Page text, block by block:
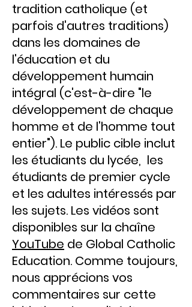
tradition catholique (et
parfois d'autres traditions)
dans les domaines de
l'éducation et du
développement humain
intégral (c'est-à-dire "le
développement de chaque
homme et de l'homme tout
entier"). Le public cible inclut
les étudiants du lycée, les
étudiants de premier cycle
et les adultes intéressés par
les sujets. Les vidéos sont
disponibles sur la chaîne
YouTube de Global Catholic
Education. Comme toujours,
nous apprécions vos
commentaires sur cette